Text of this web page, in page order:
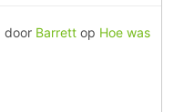
door Barrett op Hoe was